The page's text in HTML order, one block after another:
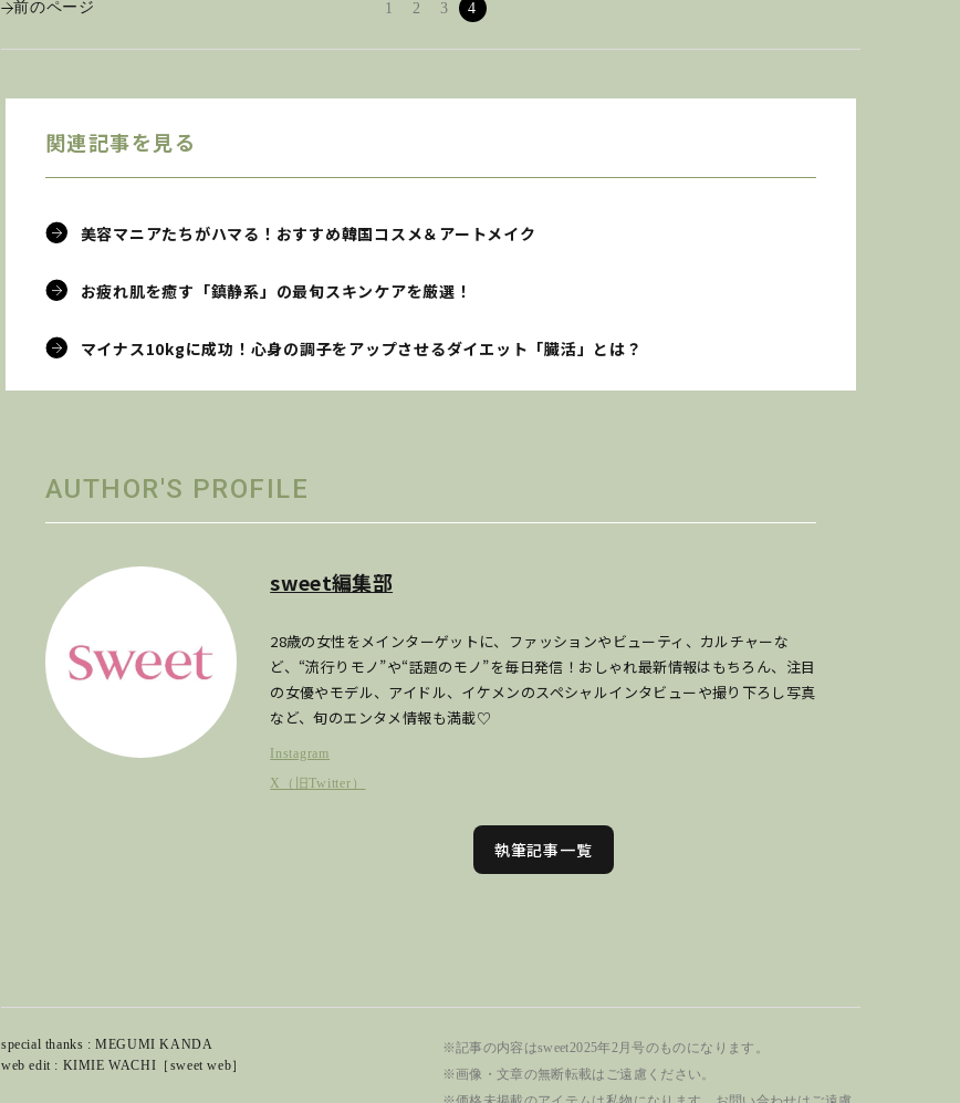
前のページ 1 2 3 4
関連記事を見る
美容マニアたちがハマる！おすすめ韓国コスメ＆アートメイク
お疲れ肌を癒す「鎮静系」の最旬スキンケアを厳選！
マイナス10kgに成功！心身の調子をアップさせるダイエット「臓活」とは？
AUTHOR'S PROFILE
sweet編集部
28歳の女性をメインターゲットに、ファッションやビューティ、カルチャーな
ど、“流行りモノ”や“話題のモノ”を毎日発信！おしゃれ最新情報はもちろん、注目
の女優やモデル、アイドル、イケメンのスペシャルインタビューや撮り下ろし写真
など、旬のエンタメ情報も満載♡
Instagram
X（旧Twitter）
執筆記事一覧
special thanks : MEGUMI KANDA
web edit : KIMIE WACHI［sweet web］
※記事の内容はsweet2025年2月号のものになります。
※画像・文章の無断転載はご遠慮ください。